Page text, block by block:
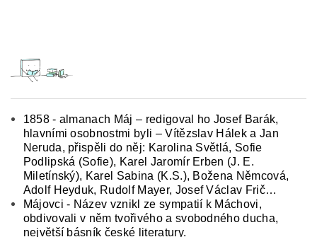
1858 - almanach Máj – redigoval ho Josef Barák,
hlavními osobnostmi byli – Vítězslav Hálek a Jan
Neruda, přispěli do něj: Karolina Světlá, Sofie
Podlipská (Sofie), Karel Jaromír Erben (J. E.
Miletínský), Karel Sabina (K.S.), Božena Němcová,
Adolf Heyduk, Rudolf Mayer, Josef Václav Frič…
Májovci - Název vznikl ze sympatií k Máchovi,
obdivovali v něm tvořivého a svobodného ducha,
největší básník české literatury.